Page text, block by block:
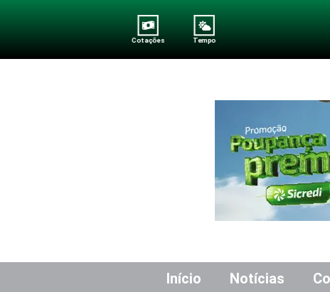
Cotações Tempo
Início Notícias